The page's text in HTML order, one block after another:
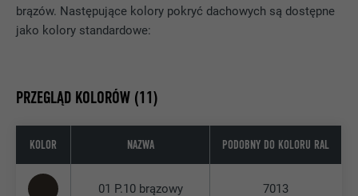
brązów. Następujące kolory pokryć dachowych są dostępne
jako kolory standardowe:
PRZEGLĄD KOLORÓW (11)
KOLOR NAZWA PODOBNY DO KOLORU RAL
01 P.10 brązowy 7013